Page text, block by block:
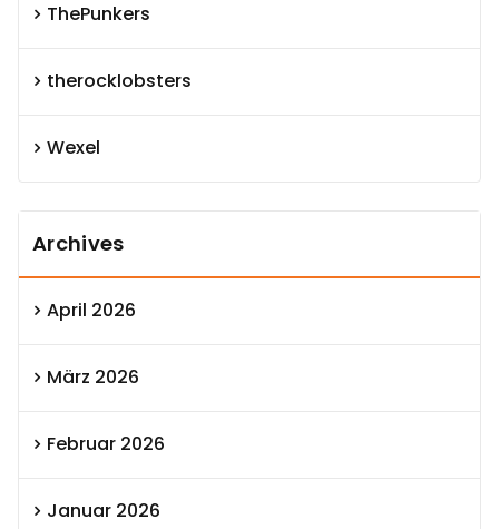
ThePunkers
therocklobsters
Wexel
Archives
April 2026
März 2026
Februar 2026
Januar 2026